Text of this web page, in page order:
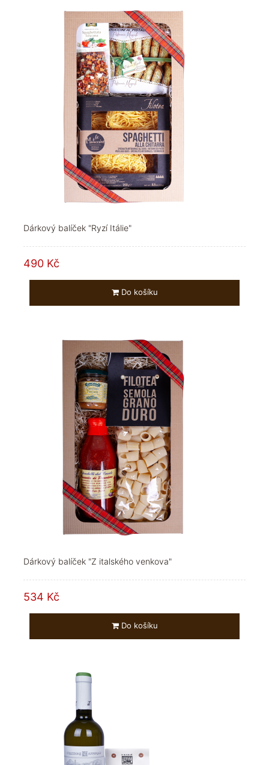
Dárkový balíček "Ryzí Itálie"
490 Kč
Do košíku
Dárkový balíček "Z italského venkova"
534 Kč
Do košíku